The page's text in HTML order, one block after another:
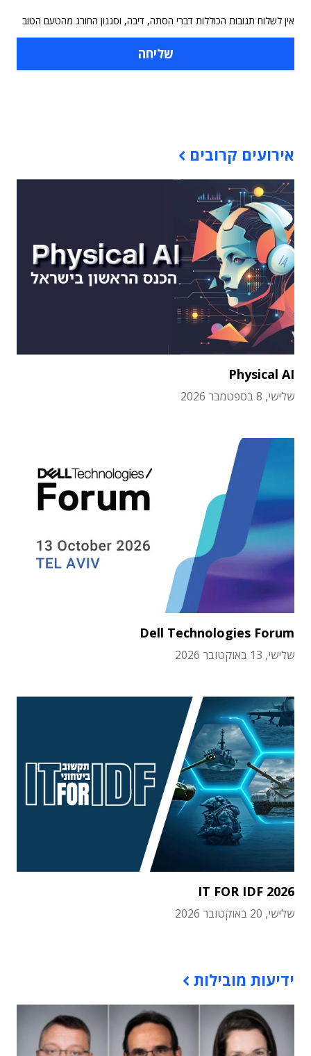
אין לשלוח תגובות הכוללות דברי הסתה, דיבה, וסגנון החורג מהטעם הטוב
אירועים קרובים
Physical AI
שלישי, 8 בספטמבר 2026
Dell Technologies Forum
שלישי, 13 באוקטובר 2026
IT FOR IDF 2026
שלישי, 20 באוקטובר 2026
ידיעות מובילות